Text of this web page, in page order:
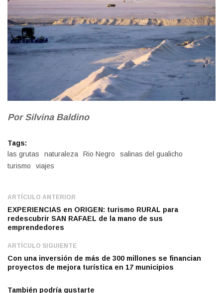
Por Silvina Baldino
Tags:
las grutas
naturaleza Rio Negro
salinas del gualicho
turismo
viajes
ARTÍCULO ANTERIOR
EXPERIENCIAS en ORIGEN: turismo RURAL para
redescubrir SAN RAFAEL de la mano de sus
emprendedores
ARTÍCULO SIGUIENTE
Con una inversión de más de 300 millones se financian
proyectos de mejora turística en 17 municipios
También podría gustarte